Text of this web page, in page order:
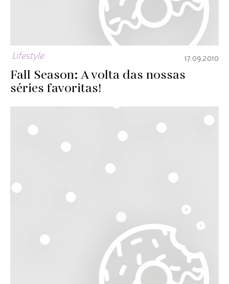
Lifestyle 17.09.2010
Fall Season: A volta das nossas
séries favoritas!